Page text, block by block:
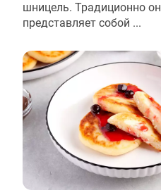
шницель. Традиционно он
представляет собой ...